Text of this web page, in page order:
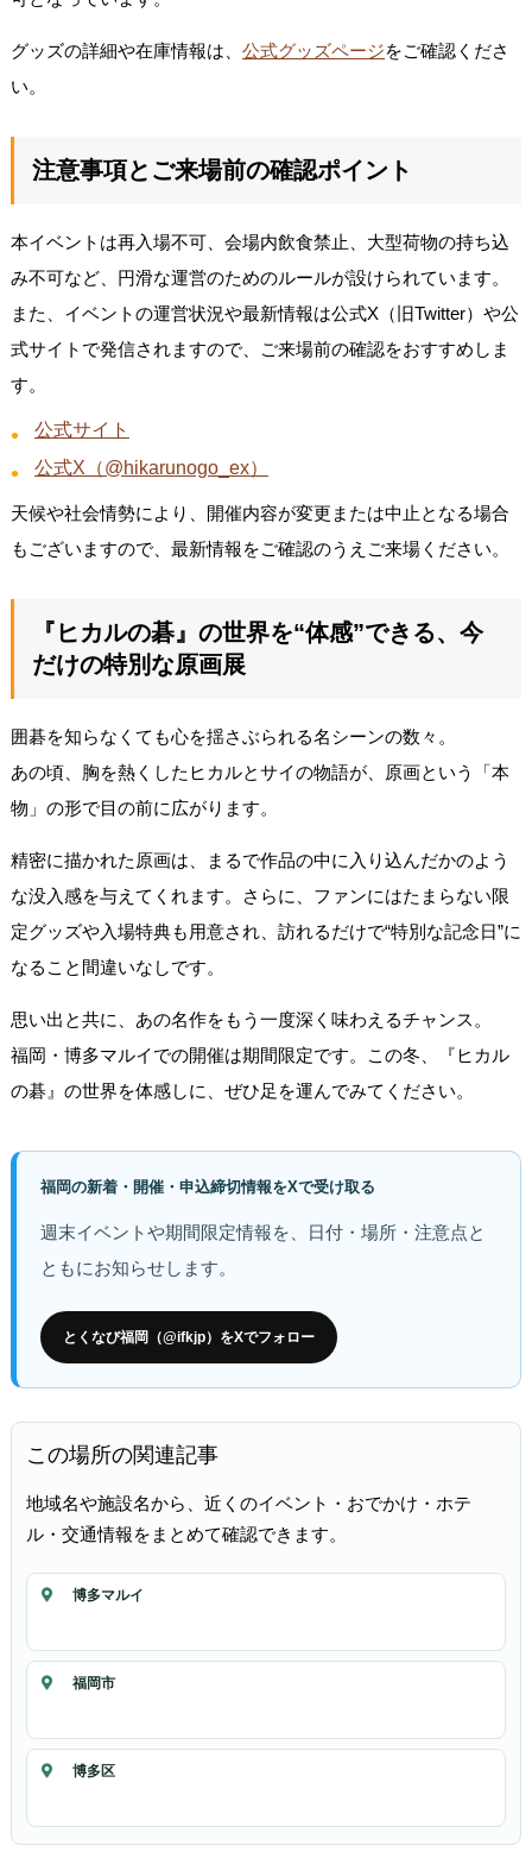
グッズの詳細や在庫情報は、 公式グッズページをご確認くださ
い。
注意事項とご来場前の確認ポイント
本イベントは再入場不可、会場内飲食禁止、大型荷物の持ち込
み不可など、円滑な運営のためのルールが設けられています。
また、イベントの運営状況や最新情報は公式X（旧Twitter）や公
式サイトで発信されますので、ご来場前の確認をおすすめしま
す。
公式サイト
公式X（@hikarunogo_ex）
天候や社会情勢により、開催内容が変更または中止となる場合
もございますので、最新情報をご確認のうえご来場ください。
『ヒカルの碁』の世界を“体感”できる、今
だけの特別な原画展
囲碁を知らなくても心を揺さぶられる名シーンの数々。
あの頃、胸を熱くしたヒカルとサイの物語が、原画という「本
物」の形で目の前に広がります。
精密に描かれた原画は、まるで作品の中に入り込んだかのよう
な没入感を与えてくれます。さらに、ファンにはたまらない限
定グッズや入場特典も用意され、訪れるだけで“特別な記念日”に
なること間違いなしです。
思い出と共に、あの名作をもう一度深く味わえるチャンス。
福岡・博多マルイでの開催は期間限定です。この冬、『ヒカル
の碁』の世界を体感しに、ぜひ足を運んでみてください。
福岡の新着・開催・申込締切情報をXで受け取る
週末イベントや期間限定情報を、日付・場所・注意点と
ともにお知らせします。
とくなび福岡（@ifkjp）をXでフォロー
この場所の関連記事
地域名や施設名から、近くのイベント・おでかけ・ホテ
ル・交通情報をまとめて確認できます。
博多マルイ
福岡市
博多区